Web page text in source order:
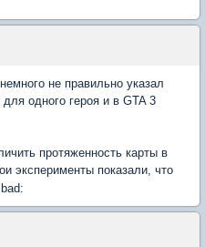
немного не правильно указал
одного героя и в GTA 3
протяженность карты в
эксперименты показали, что